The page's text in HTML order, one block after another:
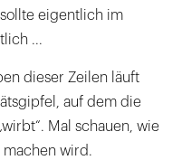
eigentlich im
...
dieser Zeilen läuft
auf dem die
Mal schauen, wie
wird.